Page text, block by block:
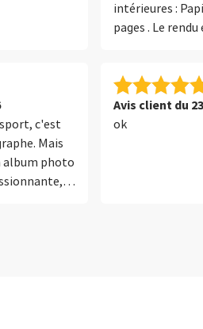
c'est
Mais
album photo
intérieures :
pages . Le
mais il est
oeuvres
traitement de
Avis client du
ok